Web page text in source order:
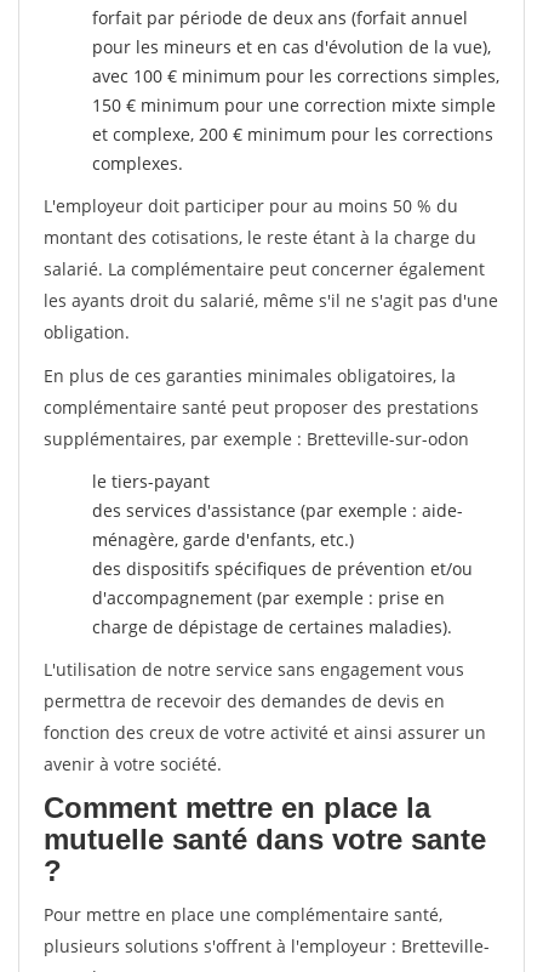
forfait par période de deux ans (forfait annuel
pour les mineurs et en cas d'évolution de la vue),
avec 100 € minimum pour les corrections simples,
150 € minimum pour une correction mixte simple
et complexe, 200 € minimum pour les corrections
complexes.
L'employeur doit participer pour au moins 50 % du
montant des cotisations, le reste étant à la charge du
salarié. La complémentaire peut concerner également
les ayants droit du salarié, même s'il ne s'agit pas d'une
obligation.
En plus de ces garanties minimales obligatoires, la
complémentaire santé peut proposer des prestations
supplémentaires, par exemple : Bretteville-sur-odon
le tiers-payant
des services d'assistance (par exemple : aide-
ménagère, garde d'enfants, etc.)
des dispositifs spécifiques de prévention et/ou
d'accompagnement (par exemple : prise en
charge de dépistage de certaines maladies).
L'utilisation de notre service sans engagement vous
permettra de recevoir des demandes de devis en
fonction des creux de votre activité et ainsi assurer un
avenir à votre société.
Comment mettre en place la
mutuelle santé dans votre sante
?
Pour mettre en place une complémentaire santé,
plusieurs solutions s'offrent à l'employeur : Bretteville-